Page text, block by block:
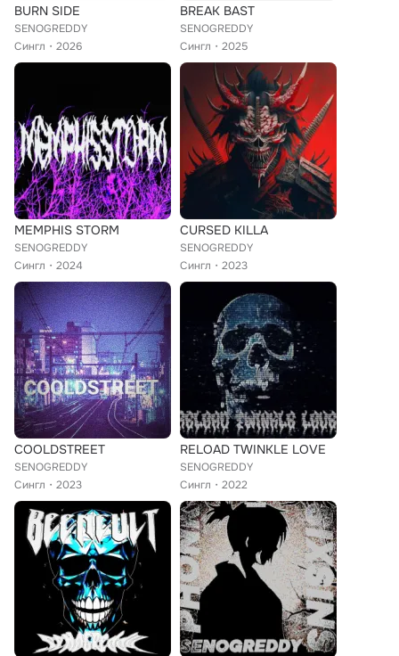
BURN SIDE
SENOGREDDY
Сингл
2026
BREAK BAST
SENOGREDDY
Сингл
2025
MEMPHIS STORM
SENOGREDDY
Сингл
2024
CURSED KILLA
SENOGREDDY
Сингл
2023
COOLDSTREET
SENOGREDDY
Сингл
2023
RELOAD TWINKLE LOVE
SENOGREDDY
Сингл
2022